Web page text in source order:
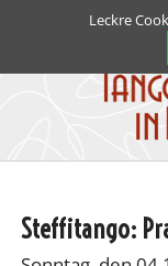
Steffitango:
Leckre